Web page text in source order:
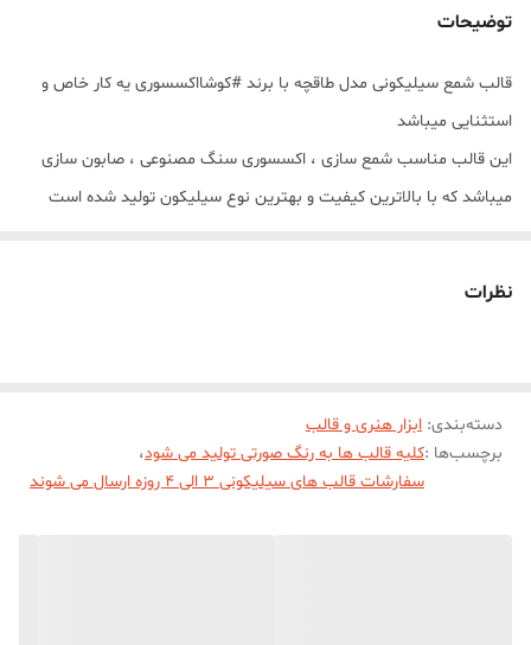
توضیحات
قالب شمع سیلیکونی مدل طاقچه با برند #کوشااکسسوری یه کار خاص و
استثنایی میباشد
این قالب مناسب شمع سازی ، اکسسوری سنگ مصنوعی ، صابون سازی
میباشد که با بالاترین کیفیت و بهترین نوع سیلیکون تولید شده است
نظرات
دسته‌بندی: ابزار هنری و قالب
برچسب‌ها :کلیه قالب ها به رنگ صورتی تولید می شود،
سفارشات قالب های سیلیکونی 3 الی 4 روزه ارسال می شوند